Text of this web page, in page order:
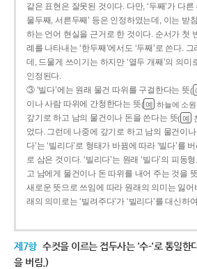
같은 표현은 잘못된 것이다. 다만, ‘두째’가 다른
물두째, 서른두째’ 등은 인정하였는데, 이는 받
하는 언어 현실을 근거로 한 것이다. 순서가 첫
례를 나타내는 ‘한두째’에서도 ‘두째’로 쓴다.
데, 드물게 쓰이기는 하지만 ‘열두 개째’의 의미
인정된다.
③ ‘빌다’에는 원래 물건 따위를 구걸한다는 뜻(
이나 사람 따위에 간청한다는 뜻( 예 하늘에 소
갚기로 하고 남의 물건이나 돈을 쓴다는 뜻( 예
었다. 그런데 나중에 갚기로 하고 남의 물건이나
다’는 ‘빌리다’로 형태가 바뀜에 따라 ‘빌다’를
로 삼은 것이다. ‘빌리다’는 원래 ‘빌다’의 피동
고 남에게 물건이나 돈 따위를 내어 주는 것을
새로운 뜻으로 쓰임에 따라 원래의 의미는 잃어
래의 의미로는 ‘빌려주다’가 ‘빌리다’를 대신하
제7항 수컷을 이르는 접두사는 '수-'로 통일한
을 버림.)